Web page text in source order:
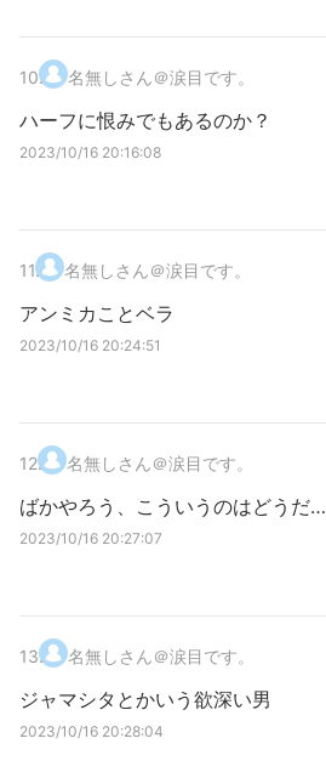
10. 名無しさん＠涙目です。
ハーフに恨みでもあるのか？
2023/10/16 20:16:08
11. 名無しさん＠涙目です。
アンミカことベラ
2023/10/16 20:24:51
12. 名無しさん＠涙目です。
ばかやろう、こういうのはどうだ…
2023/10/16 20:27:07
13. 名無しさん＠涙目です。
ジャマシタとかいう欲深い男
2023/10/16 20:28:04